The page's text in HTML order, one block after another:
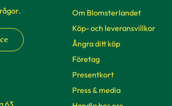
Om Blomsterlandet
Köp- och leveransvillkor
Ångra ditt köp
Företag
Presentkort
Press & media